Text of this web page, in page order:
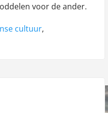
voor de ander.
cultuur,